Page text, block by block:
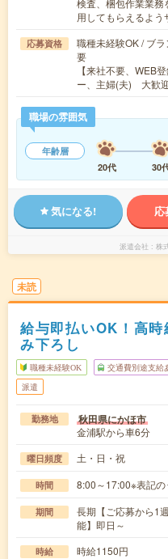
用してもらえるよ
応募資格
職種未経験OK / ブ
要
【来社不要、WEB
ー、主婦(夫) 大歓
職場の雰囲気
年齢層
20代
30
気になる! 応
派遣会社 株
未読
給与即払いOK！高
み下ろし
職種未経験OK 交通費別途支給
派遣
勤務地 秋田県にかほ市
金浦駅から車6分
曜日頻度 土・日・祝
時間 8:00～17:00※表記の
期間
長期【ご応募から1
能】即日～
時給 時給1150円